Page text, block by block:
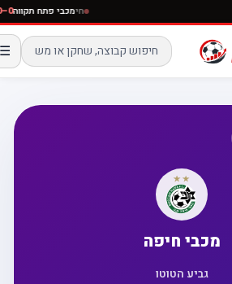
חימכבי פתח
☰
מכבי חיפה
גביע הטוטו